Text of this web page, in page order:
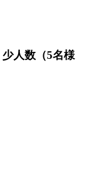
少人数（5名様